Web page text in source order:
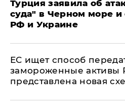
Турция заявила об
суда" в Черном море и
РФ и Украине
ЕС ищет способ
замороженные активы
представлена новая